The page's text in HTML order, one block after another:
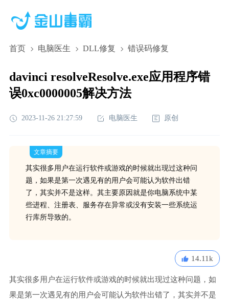
首页 电脑医生 DLL修复 错误码修复
davinci resolveResolve.exe应用程序错
误0xc0000005解决方法
2023-11-26 21:27:59 电脑医生 原创
文章摘要
其实很多用户在运行软件或游戏的时候就出现过这种问
题，如果是第一次遇见有的用户会可能认为软件出错
了，其实并不是这样。其主要原因就是你电脑系统中某
些进程、注册表、服务存在异常或没有安装一些系统运
行库所导致的。
14.11k
其实很多用户在运行软件或游戏的时候就出现过这种问题，如
果是第一次遇见有的用户会可能认为软件出错了，其实并不是